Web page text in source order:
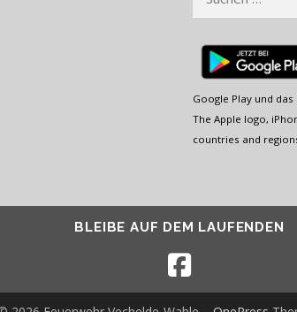
nach:
Google Play und
The Apple logo,
countries and
BLEIBE AUF DEM LAUFENDEN